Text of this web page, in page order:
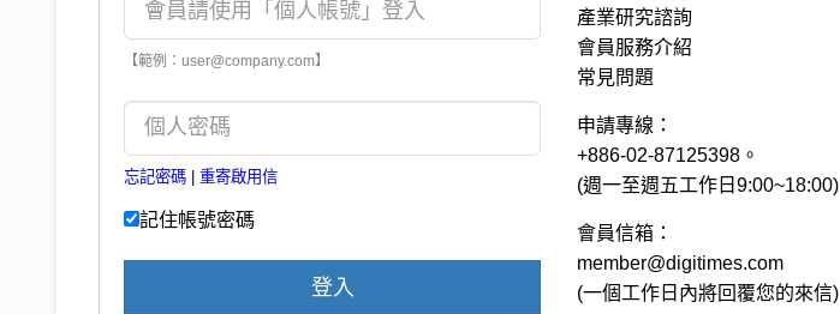
【範例：user@company.com】
忘記密碼 重寄啟用信
記住帳號密碼
登入
產業研究諮詢
會員服務介紹
常見問題
申請專線：
+886-02-87125398。
(週一至週五工作日9:00~18:00)
會員信箱：
member@digitimes.com
(一個工作日內將回覆您的來信)